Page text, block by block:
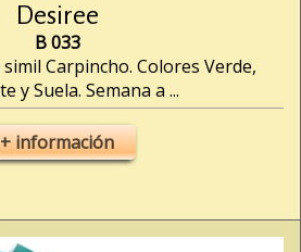
Desiree
B 033
Carpincho. Colores Verde,
y Suela. Semana a ...
+ información